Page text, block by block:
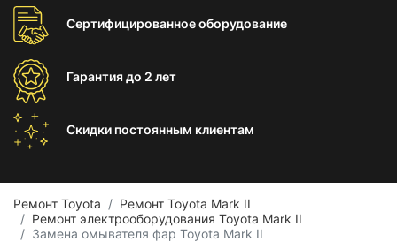
Сертифицированноеоборудование
Гарантиядо 2 лет
Скидки постоянным клиентам
Ремонт Toyota
Ремонт Toyota Mark II
Ремонт электрооборудования Toyota Mark II
Замена омывателя фар Toyota Mark II